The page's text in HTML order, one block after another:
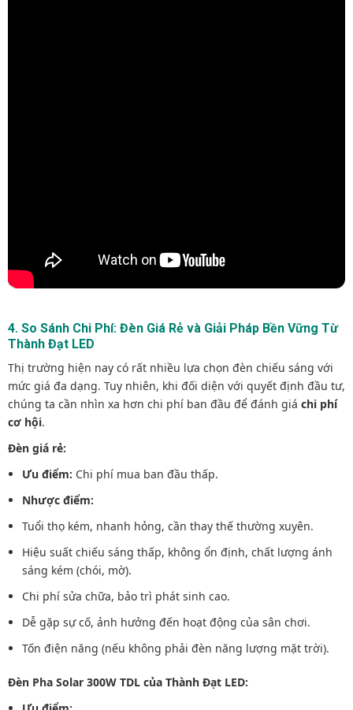
4. So Sánh Chi Phí: Đèn Giá Rẻ và Giải Pháp Bền Vững Từ
Thành Đạt LED
Thị trường hiện nay có rất nhiều lựa chọn đèn chiếu sáng với
mức giá đa dạng. Tuy nhiên, khi đối diện với quyết định đầu tư,
chúng ta cần nhìn xa hơn chi phí ban đầu để đánh giá chi phí
cơ hội.
Đèn giá rẻ:
Ưu điểm: Chi phí mua ban đầu thấp.
Nhược điểm:
Tuổi thọ kém, nhanh hỏng, cần thay thế thường xuyên.
Hiệu suất chiếu sáng thấp, không ổn định, chất lượng ánh
sáng kém (chói, mờ).
Chi phí sửa chữa, bảo trì phát sinh cao.
Dễ gặp sự cố, ảnh hưởng đến hoạt động của sân chơi.
Tốn điện năng (nếu không phải đèn năng lượng mặt trời).
Đèn Pha Solar 300W TDL của Thành Đạt LED: